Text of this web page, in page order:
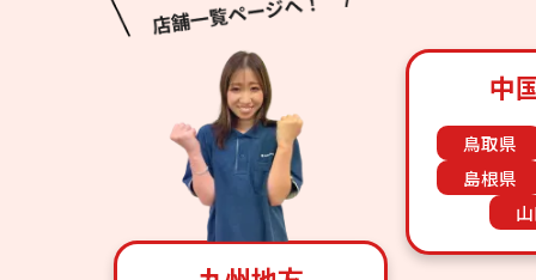
中
鳥取県
島根県